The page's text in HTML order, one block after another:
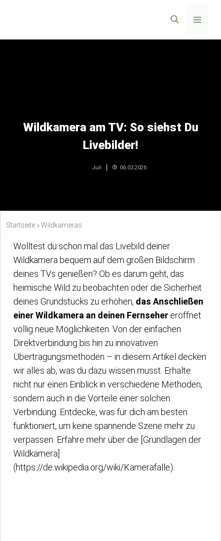
Menü
Wildkamera am TV: So siehst Du
Livebilder!
Juli 06.03.2026
Startseite »Wildkameras
Wolltest du schon mal das Livebild deiner
Wildkamera bequem auf dem großen Bildschirm
deines TVs genießen? Ob es darum geht, das
heimische Wild zu beobachten oder die Sicherheit
deines Grundstücks zu erhöhen, das Anschließen
einer Wildkamera an deinen Fernseher eröffnet
völlig neue Möglichkeiten. Von der einfachen
Direktverbindung bis hin zu innovativen
Übertragungsmethoden – in diesem Artikel decken
wir alles ab, was du dazu wissen musst. Erhalte
nicht nur einen Einblick in verschiedene Methoden,
sondern auch in die Vorteile einer solchen
Verbindung. Entdecke, was für dich am besten
funktioniert, um keine spannende Szene mehr zu
verpassen. Erfahre mehr über die [Grundlagen der
Wildkamera]
(https://de.wikipedia.org/wiki/Kamerafalle).